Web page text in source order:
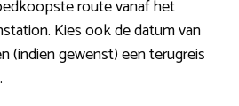
route vanaf het
Kies ook de datum van
(indien gewenst) een terugreis